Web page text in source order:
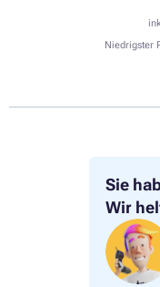
Sie
Wir
Niedrigster